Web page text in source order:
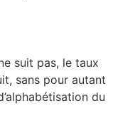
suit pas, le taux
sans pour autant
du